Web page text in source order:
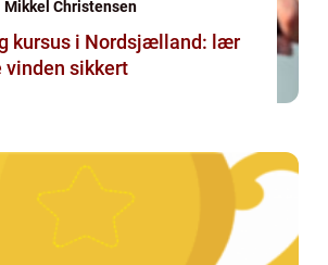
Mikkel Christensen
kursus i Nordsjælland: lær
vinden sikkert